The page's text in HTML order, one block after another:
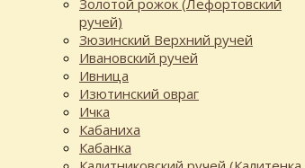
Золотой рожок (Лефортовский
ручей)
Зюзинский Верхний ручей
Ивановский ручей
Ивница
Изютинский овраг
Ичка
Кабаниха
Кабанка